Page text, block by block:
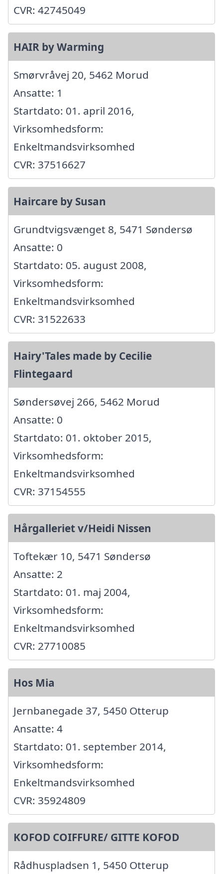
CVR: 42745049
HAIR by Warming
Smørvråvej 20, 5462 Morud
Ansatte: 1
Startdato: 01. april 2016,
Virksomhedsform:
Enkeltmandsvirksomhed
CVR: 37516627
Haircare by Susan
Grundtvigsvænget 8, 5471 Søndersø
Ansatte: 0
Startdato: 05. august 2008,
Virksomhedsform:
Enkeltmandsvirksomhed
CVR: 31522633
Hairy'Tales made by Cecilie
Flintegaard
Søndersøvej 266, 5462 Morud
Ansatte: 0
Startdato: 01. oktober 2015,
Virksomhedsform:
Enkeltmandsvirksomhed
CVR: 37154555
Hårgalleriet v/Heidi Nissen
Toftekær 10, 5471 Søndersø
Ansatte: 2
Startdato: 01. maj 2004,
Virksomhedsform:
Enkeltmandsvirksomhed
CVR: 27710085
Hos Mia
Jernbanegade 37, 5450 Otterup
Ansatte: 4
Startdato: 01. september 2014,
Virksomhedsform:
Enkeltmandsvirksomhed
CVR: 35924809
KOFOD COIFFURE/ GITTE KOFOD
Rådhuspladsen 1, 5450 Otterup